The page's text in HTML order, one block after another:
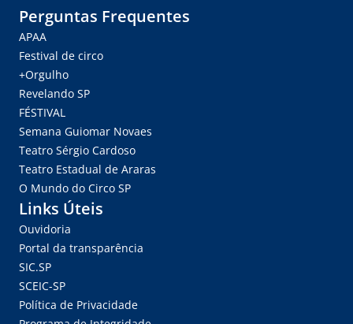
Perguntas Frequentes
APAA
Festival de circo
+Orgulho
Revelando SP
FÉSTIVAL
Semana Guiomar Novaes
Teatro Sérgio Cardoso
Teatro Estadual de Araras
O Mundo do Circo SP
Links Úteis
Ouvidoria
Portal da transparência
SIC.SP
SCEIC-SP
Política de Privacidade